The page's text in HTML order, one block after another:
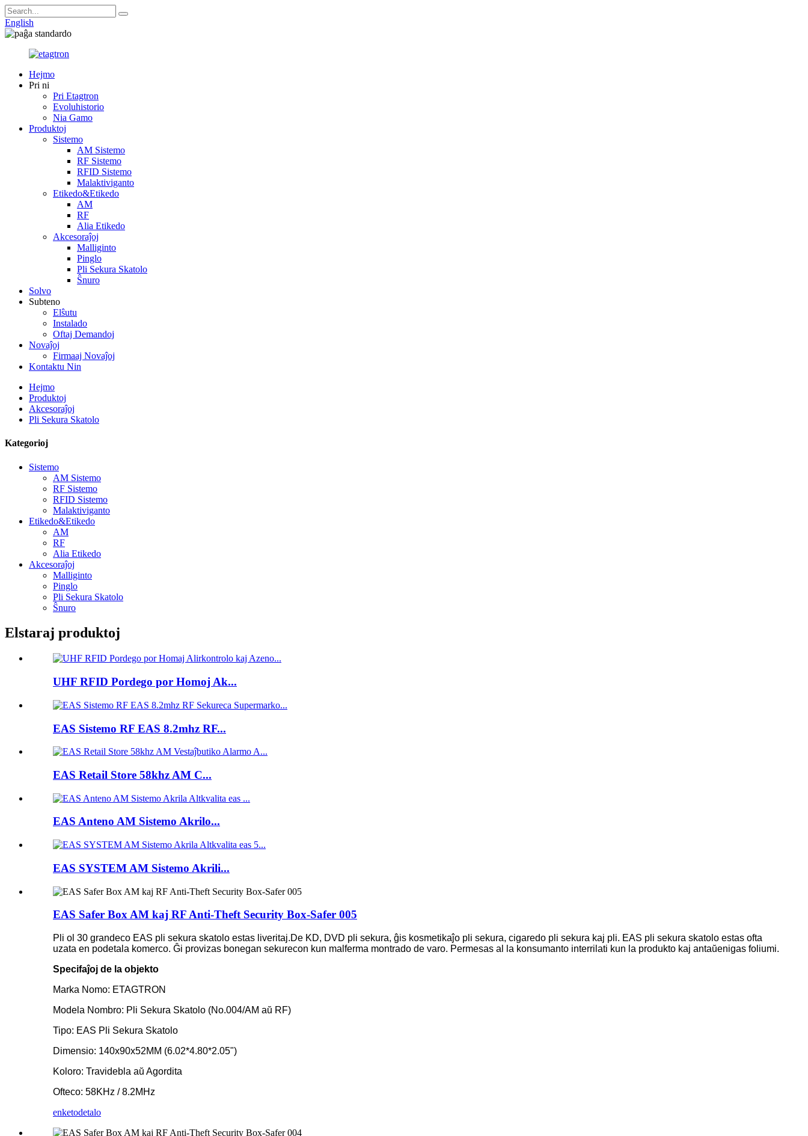
English
Hejmo
Pri ni
Pri Etagtron
Evoluhistorio
Nia Gamo
Produktoj
Sistemo
AM Sistemo
RF Sistemo
RFID Sistemo
Malaktiviganto
Etikedo&Etikedo
AM
RF
Alia Etikedo
Akcesoraĵoj
Malliginto
Pinglo
Pli Sekura Skatolo
Ŝnuro
Solvo
Subteno
Elŝutu
Instalado
Oftaj Demandoj
Novaĵoj
Firmaaj Novaĵoj
Kontaktu Nin
Hejmo
Produktoj
Akcesoraĵoj
Pli Sekura Skatolo
Kategorioj
Sistemo
AM Sistemo
RF Sistemo
RFID Sistemo
Malaktiviganto
Etikedo&Etikedo
AM
RF
Alia Etikedo
Akcesoraĵoj
Malliginto
Pinglo
Pli Sekura Skatolo
Ŝnuro
Elstaraj produktoj
UHF RFID Pordego por Homoj Ak...
EAS Sistemo RF EAS 8.2mhz RF...
EAS Retail Store 58khz AM C...
EAS Anteno AM Sistemo Akrilo...
EAS SYSTEM AM Sistemo Akrili...
EAS Safer Box AM kaj RF Anti-Theft Security Box-Safer 005
Pli ol 30 grandeco EAS pli sekura skatolo estas liveritaj.De KD, DVD pli sekura, ĝis kosmetikaĵo pli sekura, cigaredo pli sekura kaj pli. EAS pli sekura skatolo estas ofta
uzata en podetala komerco. Ĝi provizas bonegan sekurecon kun malferma montrado de varo. Permesas al la konsumanto interrilati kun la produkto kaj antaŭenigas foliumi.
Specifaĵoj de la objekto
Marka Nomo: ETAGTRON
Modela Nombro: Pli Sekura Skatolo (No.004/AM aŭ RF)
Tipo: EAS Pli Sekura Skatolo
Dimensio: 140x90x52MM (6.02*4.80*2.05")
Koloro: Travidebla aŭ Agordita
Ofteco: 58KHz / 8.2MHz
enketodetalo